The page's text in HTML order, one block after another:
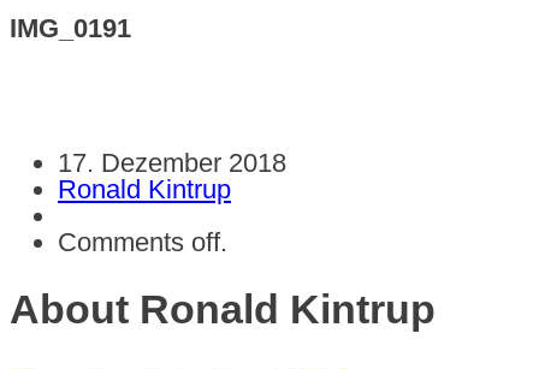
IMG_0191
17. Dezember 2018
Ronald Kintrup
Comments off.
About Ronald Kintrup